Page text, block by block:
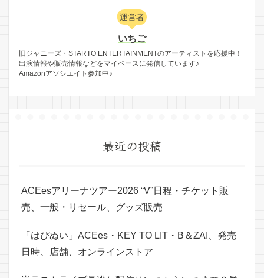
運営者
いちご
旧ジャニーズ・STARTO ENTERTAINMENTのアーティストを応援中！
出演情報や販売情報などをマイペースに発信しています♪
Amazonアソシエイト参加中♪
最近の投稿
ACEesアリーナツアー2026 “V”日程・チケット販
売、一般・リセール、グッズ販売
「はぴぬい」ACEes・KEY TO LIT・B＆ZAI、発売
日時、店舗、オンラインストア